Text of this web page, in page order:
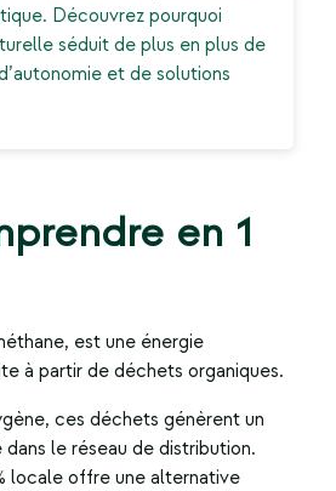
Découvrez pourquoi
séduit de plus en plus de
et de solutions
en 1
est une énergie
à partir de déchets organiques.
ces déchets génèrent un
le réseau de distribution.
locale offre une alternative